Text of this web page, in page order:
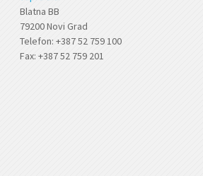
Blatna BB
79200 Novi Grad
Telefon: +387 52 759 100
Fax: +387 52 759 201